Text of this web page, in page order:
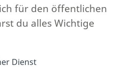
für den öffentlichen
du alles Wichtige
Dienst